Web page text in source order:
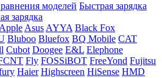
моделей Быстрая зарядка
зарядка
Apple Asus AYYA Black Fox
Bluboo Bluefox BQ Mobile CAT
Cubot Doogee E&L Elephone
Fly FOSSiBOT FreeYond Fujitsu
Haier Highscreen HiSense HMD